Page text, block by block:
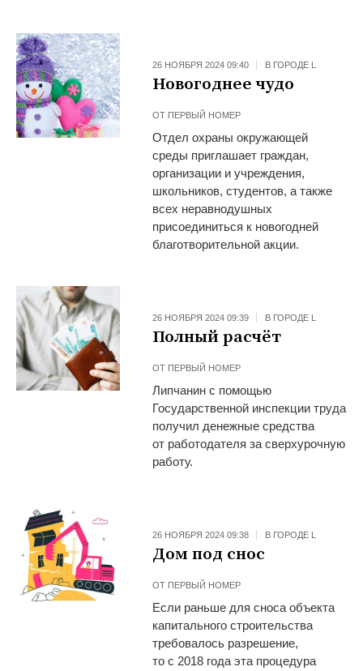
26 НОЯБРЯ 2024 09:40 В ГОРОДЕ L
Новогоднее чудо
ОТ ПЕРВЫЙ НОМЕР
Отдел охраны окружающей
среды приглашает граждан,
организации и учреждения,
школьников, студентов, а также
всех неравнодушных
присоединиться к новогодней
благотворительной акции.
26 НОЯБРЯ 2024 09:39 В ГОРОДЕ L
Полный расчёт
ОТ ПЕРВЫЙ НОМЕР
Липчанин с помощью
Государственной инспекции труда
получил денежные средства
от работодателя за сверхурочную
работу.
26 НОЯБРЯ 2024 09:38 В ГОРОДЕ L
Дом под снос
ОТ ПЕРВЫЙ НОМЕР
Если раньше для сноса объекта
капитального строительства
требовалось разрешение,
то с 2018 года эта процедура